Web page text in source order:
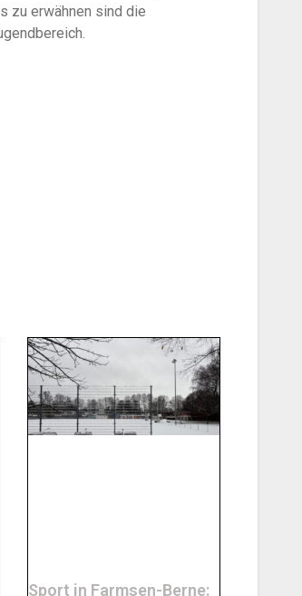
zu erwähnen sind die
Sport in Farmsen-Berne: